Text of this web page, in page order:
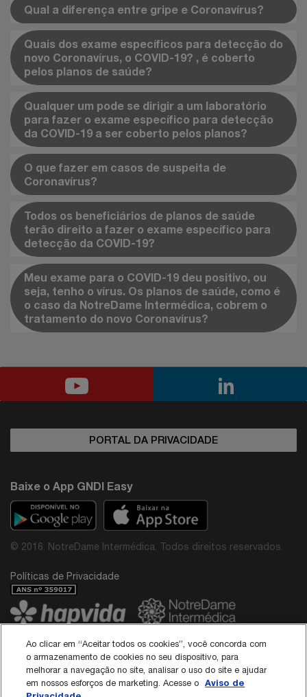
Qual a diferença entre gripe e Coronavírus?
Quais dos exame específicos para detecção do
novo Coronavírus, o COVID-19? , é coberto
pelos planos de saúde?
Qualquer um pode se dirigir a um laboratório
para fazer o exame específico para detecção
da COVID-19 a ser coberto pelos planos?
O que fazer em casos de suspeita de
Coronavírus?
Todos os beneficiários de planos de saúde
terão direito a fazer o exame específico para
detecção da COVID-19?
Meu exame para o COVID-19 deu positivo, ou
seja, tenho o vírus. Os planos de saúde, como é
o caso da NotreDame Intermédica, cobrem o
tratamento do novo Coronavírus?
PORTAL DA PRIVACIDADE
Baixe o App GNDI Easy
© 2016. NotreDame Intermédica. Todos direitos reservados.
Políticas de Privacidade
SAC: 0800 015 3855 / CNPJ: 44.649.812/0001-38
Diretor Médico do Grupo NotreDame Intermédica: Dr. Rodolfo Pires de Albuquerque -
CRM: 40.137
Responsável Técnico da Interodonto:
Ao clicar em “Aceitar todos os cookies”, você concorda com
o armazenamento de cookies no seu dispositivo, para
melhorar a navegação no site, analisar o uso do site e ajudar
em nossos esforços de marketing. Acesse o
Aviso de